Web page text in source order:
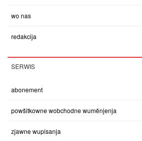
wo nas
redakcija
SERWIS
abonement
powšitkowne wobchodne wuměnjenja
zjawne wupisanja